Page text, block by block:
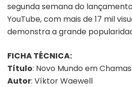
segunda semana do lançamento
YouTube, com mais de 17 mil
demonstra a grande
FICHA TÉCNICA:
Título: Novo Mundo em Chamas
Autor: Víktor Waewell